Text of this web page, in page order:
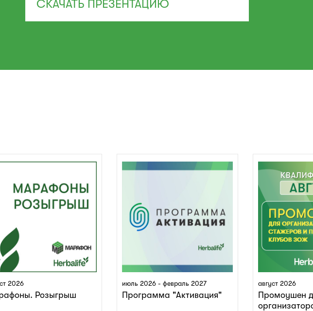
СКАЧАТЬ ПРЕЗЕНТАЦИЮ
Розыгрыш
2026
Программа "Активация"
июль 2026 - февраль 2027
Промоушен
август 2026